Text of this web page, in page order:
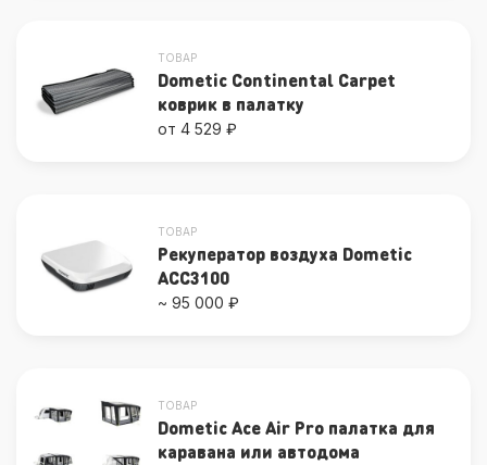
ТОВАР
Dometic Continental Carpet
коврик в палатку
от 4 529 ₽
ТОВАР
Рекуператор воздуха Dometic
ACC3100
~ 95 000 ₽
ТОВАР
Dometic Ace Air Pro палатка для
каравана или автодома